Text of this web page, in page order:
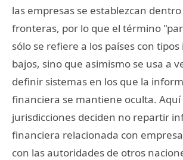
las empresas se establezcan
fronteras, por lo que el término
sólo se refiere a los países con
bajos, sino que asimismo se usa a
definir sistemas en los que la
financiera se mantiene oculta. Aquí
jurisdicciones deciden no repartir
financiera relacionada con
con las autoridades de otros